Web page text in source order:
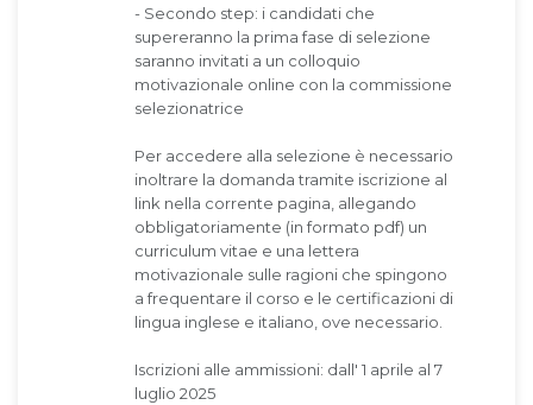
- Secondo step: i candidati che
supereranno la prima fase di selezione
saranno invitati a un colloquio
motivazionale online con la commissione
selezionatrice
Per accedere alla selezione è necessario
inoltrare la domanda tramite iscrizione al
link nella corrente pagina, allegando
obbligatoriamente (in formato pdf) un
curriculum vitae e una lettera
motivazionale sulle ragioni che spingono
a frequentare il corso e le certificazioni di
lingua inglese e italiano, ove necessario.
Iscrizioni alle ammissioni : dall' 1 aprile al 7
luglio 2025